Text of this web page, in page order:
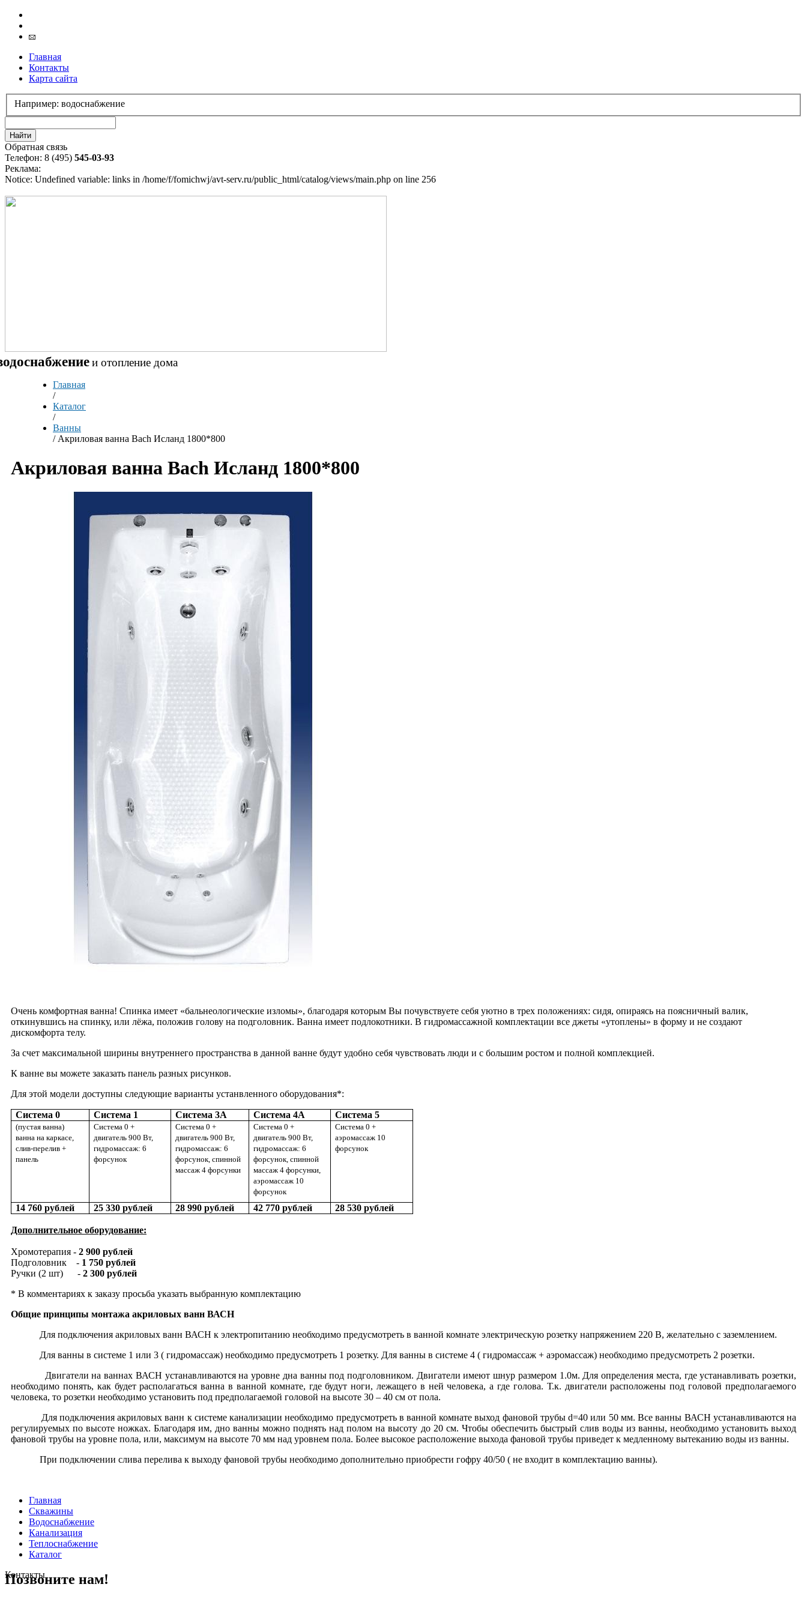
Главная
Контакты
Карта сайта
Например: водоснабжение
Обратная связь
Телефон: 8 (495) 545-03-93
Реклама:
Notice: Undefined variable: links in /home/f/fomichwj/avt-serv.ru/public_html/catalog/views/main.php on line 256
и отопление дома
Главная
/
Каталог
/
Ванны
/ Акриловая ванна Bach Исланд 1800*800
Акриловая ванна Bach Исланд 1800*800
Очень комфортная ванна! Спинка имеет «бальнеологические изломы», благодаря которым Вы почувствуете себя уютно в трех положениях: сидя, опираясь на поясничный валик,
откинувшись на спинку, или лёжа, положив голову на подголовник. Ванна имеет подлокотники. В гидромассажной комплектации все джеты «утоплены» в форму и не создают
дискомфорта телу.
За счет максимальной ширины внутреннего пространства в данной ванне будут удобно себя чувствовать люди и с большим ростом и полной комплекцией.
К ванне вы можете заказать панель разных рисунков.
Для этой модели доступны следующие варианты устанвленного оборудования*:
Система 0 Система 1 Система 3А Система 4А Система 5
(пустая ванна)
ванна на каркасе,
слив-перелив +
панель
Система 0 +
двигатель 900 Вт,
гидромассаж: 6
форсунок
Система 0 +
двигатель 900 Вт,
гидромассаж: 6
форсунок, спинной
массаж 4 форсунки
Система 0 +
двигатель 900 Вт,
гидромассаж: 6
форсунок, спинной
массаж 4 форсунки,
аэромассаж 10
форсунок
Система 0 +
аэромассаж 10
форсунок
14 760 рублей 25 330 рублей 28 990 рублей 42 770 рублей 28 530 рублей
Дополнительное оборудование:
Хромотерапия - 2 900 рублей
Подголовник - 1 750 рублей
Ручки (2 шт) - 2 300 рублей
* В комментариях к заказу просьба указать выбранную комплектацию
Общие принципы монтажа акриловых ванн ВАСН
Для подключения акриловых ванн ВАСН к электропитанию необходимо предусмотреть в ванной комнате электрическую розетку напряжением 220 В, желательно с заземлением.
Для ванны в системе 1 или 3 ( гидромассаж) необходимо предусмотреть 1 розетку. Для ванны в системе 4 ( гидромассаж + аэромассаж) необходимо предусмотреть 2 розетки.
Двигатели на ваннах ВАСН устанавливаются на уровне дна ванны под подголовником. Двигатели имеют шнур размером 1.0м. Для определения места, где устанавливать розетки,
необходимо понять, как будет располагаться ванна в ванной комнате, где будут ноги, лежащего в ней человека, а где голова. Т.к. двигатели расположены под головой предполагаемого
человека, то розетки необходимо установить под предполагаемой головой на высоте 30 – 40 см от пола.
Для подключения акриловых ванн к системе канализации необходимо предусмотреть в ванной комнате выход фановой трубы d=40 или 50 мм. Все ванны ВАСН устанавливаются на
регулируемых по высоте ножках. Благодаря им, дно ванны можно поднять над полом на высоту до 20 см. Чтобы обеспечить быстрый слив воды из ванны, необходимо установить выход
фановой трубы на уровне пола, или, максимум на высоте 70 мм над уровнем пола. Более высокое расположение выхода фановой трубы приведет к медленному вытеканию воды из ванны.
При подключении слива перелива к выходу фановой трубы необходимо дополнительно приобрести гофру 40/50 ( не входит в комплектацию ванны).
Главная
Скважины
Водоснабжение
Канализация
Теплоснабжение
Каталог
Контакты
Позвоните нам!